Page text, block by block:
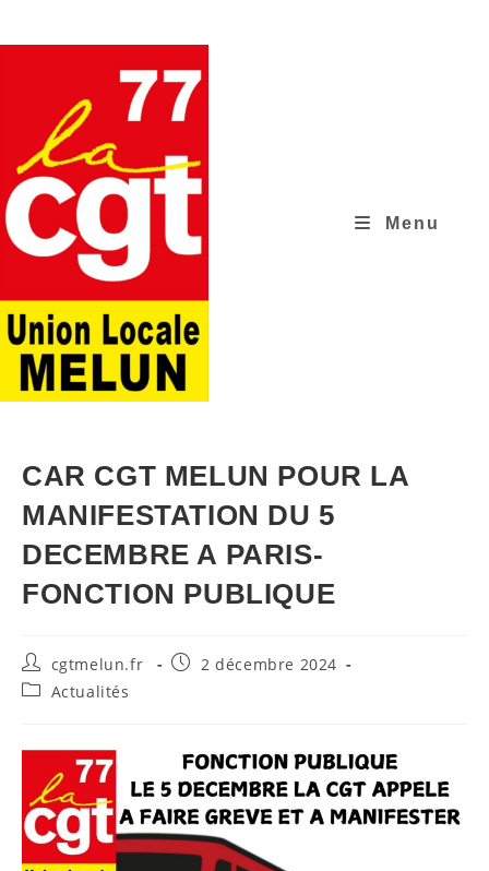
to
Menu
CAR CGT MELUN POUR LA
MANIFESTATION DU 5
DECEMBRE A PARIS-
FONCTION PUBLIQUE
Auteur/autrice
de
la
cgtmelun.fr
Publication
2 décembre 2024
PostActualités